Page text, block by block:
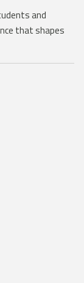
and
that shapes